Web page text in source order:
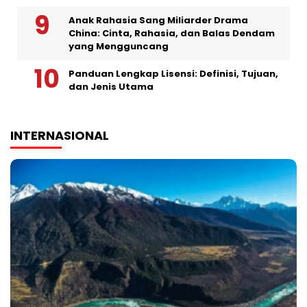
Anak Rahasia Sang Miliarder Drama
China: Cinta, Rahasia, dan Balas Dendam
yang Mengguncang
Panduan Lengkap Lisensi: Definisi, Tujuan,
dan Jenis Utama
INTERNASIONAL